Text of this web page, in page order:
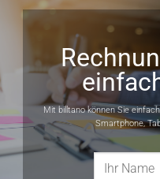
Mit billtano können Sie
Smartphone,